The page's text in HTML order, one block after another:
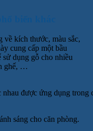
về kích thước, màu sắc,
cung cấp một bầu
dụng gỗ cho nhiều
ghế, …
được ứng dụng trong
sáng cho căn phòng.